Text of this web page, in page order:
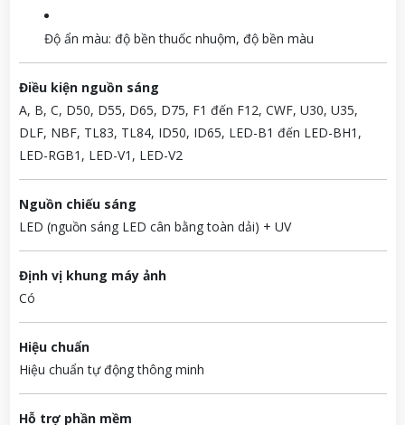
Độ ẩn màu: độ bền thuốc nhuộm, độ bền màu
Điều kiện nguồn sáng
A, B, C, D50, D55, D65, D75, F1 đến F12, CWF, U30, U35,
DLF, NBF, TL83, TL84, ID50, ID65, LED-B1 đến LED-BH1,
LED-RGB1, LED-V1, LED-V2
Nguồn chiếu sáng
LED (nguồn sáng LED cân bằng toàn dải) + UV
Định vị khung máy ảnh
Có
Hiệu chuẩn
Hiệu chuẩn tự động thông minh
Hỗ trợ phần mềm